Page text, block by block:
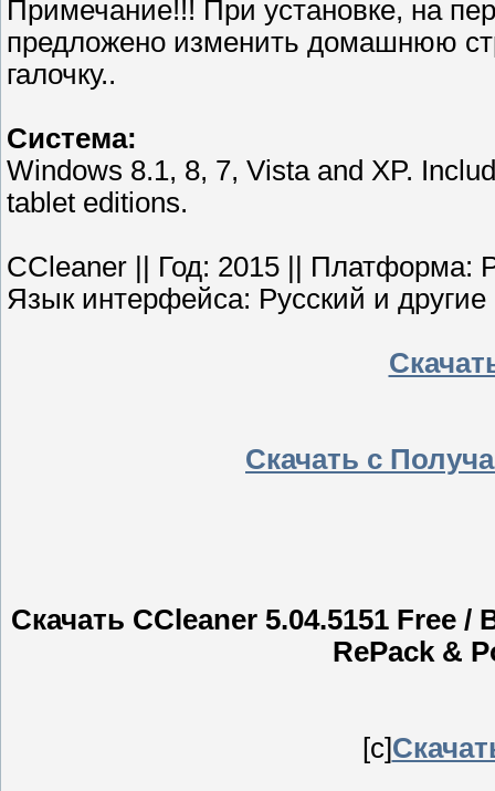
Примечание!!! При установке, на
предложено изменить домашнюю
галочку..
Система:
Windows 8.1, 8, 7, Vista and XP.
tablet editions.
CCleaner || Год: 2015 || Платформа:
Язык интерфейса: Русский и
Скачать с
Скачать CCleaner 5.04.5151 Free
RePack &
[c]